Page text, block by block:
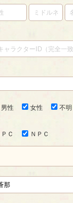
性 女性 不明
Ｃ ＮＰＣ